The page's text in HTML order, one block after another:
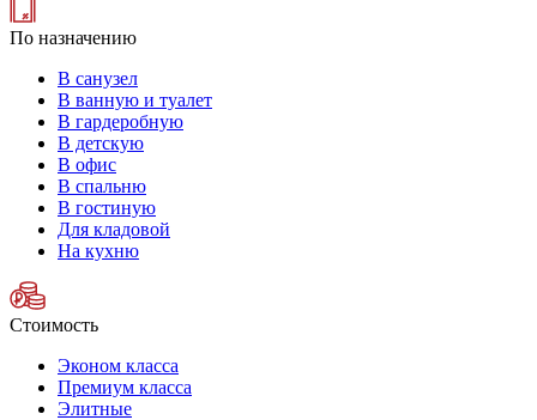
По назначению
В санузел
В ванную и туалет
В гардеробную
В детскую
В офис
В спальню
В гостиную
Для кладовой
На кухню
Стоимость
Эконом класса
Премиум класса
Элитные